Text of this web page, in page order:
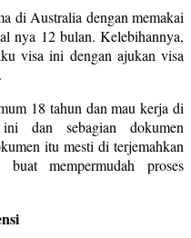
di Australia dengan memakai
nya 12 bulan. Kelebihannya,
visa ini dengan ajukan visa
18 tahun dan mau kerja di
dan sebagian dokumen
itu mesti di terjemahkan
mempermudah proses